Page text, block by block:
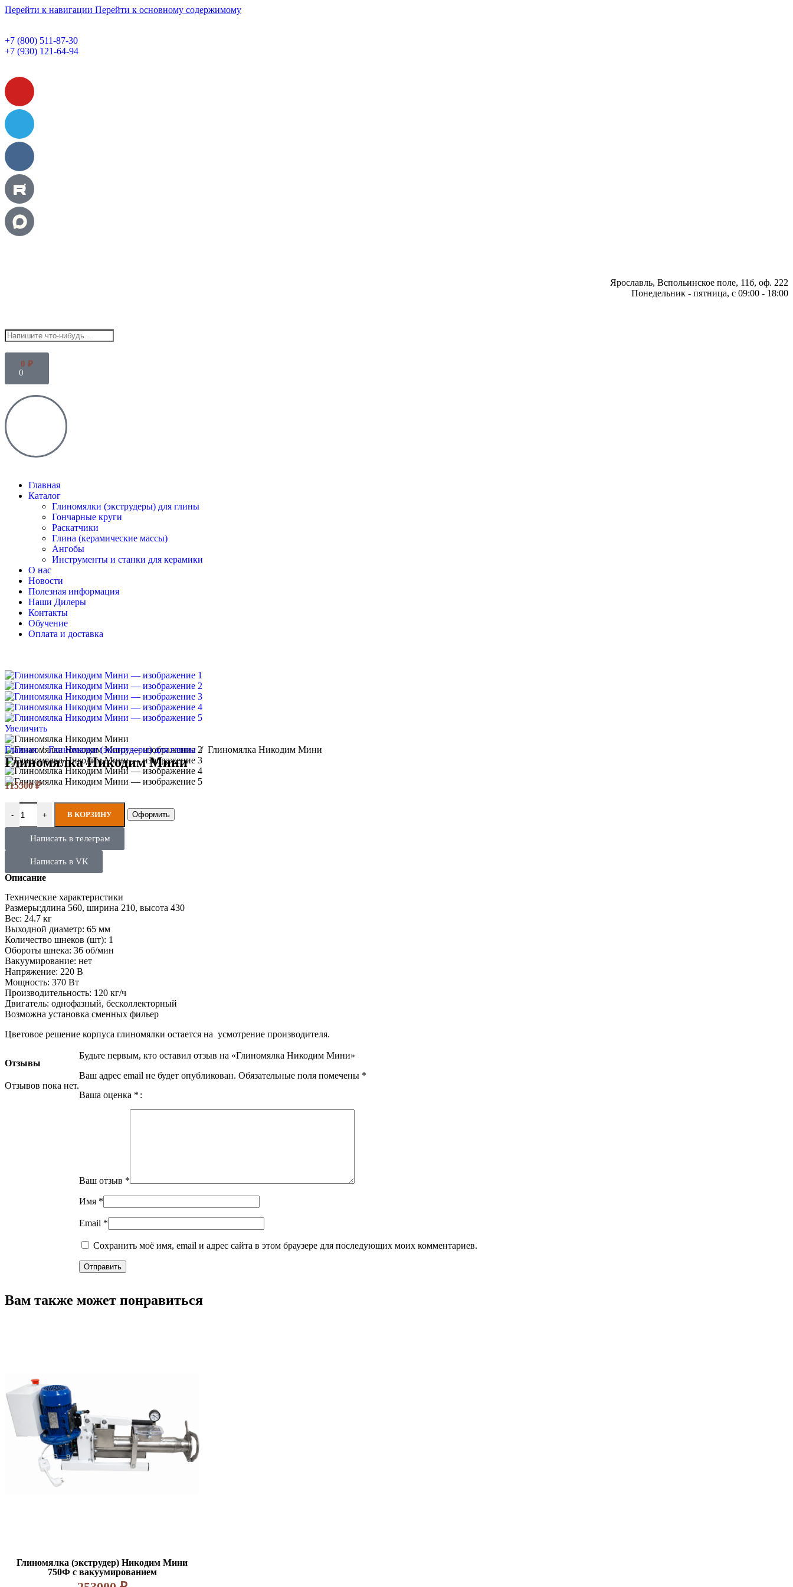
Перейти к навигации Перейти к основному содержимому
+7 (800) 511-87-30
+7 (930) 121-64-94
Ярославль, Вспольинское поле, 11б, оф. 222
Понедельник - пятница, с 09:00 - 18:00
0 ₽
0
Главная
Каталог
Глиномялки (экструдеры) для глины
Гончарные круги
Раскатчики
Глина (керамические массы)
Ангобы
Инструменты и станки для керамики
О нас
Новости
Полезная информация
Наши Дилеры
Контакты
Обучение
Оплата и доставка
Увеличить
Главная/ Глиномялки (экструдеры) для глины / Глиномялка Никодим Мини
Глиномялка Никодим Мини
115500₽
- + В КОРЗИНУ Оформить
Написать в телеграм
Написать в VK
Описание
Технические характеристики
Размеры:длина 560, ширина 210, высота 430
Вес: 24.7 кг
Выходной диаметр: 65 мм
Количество шнеков (шт): 1
Обороты шнека: 36 об/мин
Вакуумирование: нет
Напряжение: 220 В
Мощность: 370 Вт
Производительность: 120 кг/ч
Двигатель: однофазный, бесколлекторный
Возможна установка сменных фильер
Цветовое решение корпуса глиномялки остается на усмотрение производителя.
Отзывы
Отзывов пока нет.
Будьте первым, кто оставил отзыв на «Глиномялка Никодим Мини»
Ваш адрес email не будет опубликован. Обязательные поля помечены *
Ваша оценка *
Ваш отзыв *
Имя *
Email *
Сохранить моё имя, email и адрес сайта в этом браузере для последующих моих комментариев.
Вам также может понравиться
Глиномялка (экструдер) Никодим Мини
750Ф с вакуумированием